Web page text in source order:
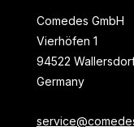
Comedes GmbH
Vierhöfen 1
94522
Germany